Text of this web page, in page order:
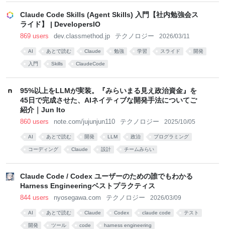
Claude Code Skills (Agent Skills) 入門【社内勉強会ス
ライド】 | DevelopersIO
869 users dev.classmethod.jp テクノロジー 2026/03/11
AI あとで読む Claude 勉強 学習 スライド 開発
入門 Skills ClaudeCode
95%以上をLLMが実装。『みらいまる見え政治資金』を
45日で完成させた、AIネイティブな開発手法についてご
紹介｜Jun Ito
860 users note.com/jujunjun110 テクノロジー 2025/10/05
AI あとで読む 開発 LLM 政治 プログラミング
コーディング Claude 設計 チームみらい
Claude Code / Codex ユーザーのための誰でもわかる
Harness Engineeringベストプラクティス
844 users nyosegawa.com テクノロジー 2026/03/09
AI あとで読む Claude Codex claude code テスト
開発 ツール code harness engineering